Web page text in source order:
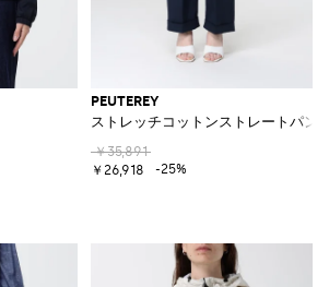
PEUTEREY
ストレッチコットンストレートパン
￥35,891
￥26,918
-25%